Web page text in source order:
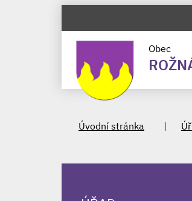
Obec
Úvodní stránka